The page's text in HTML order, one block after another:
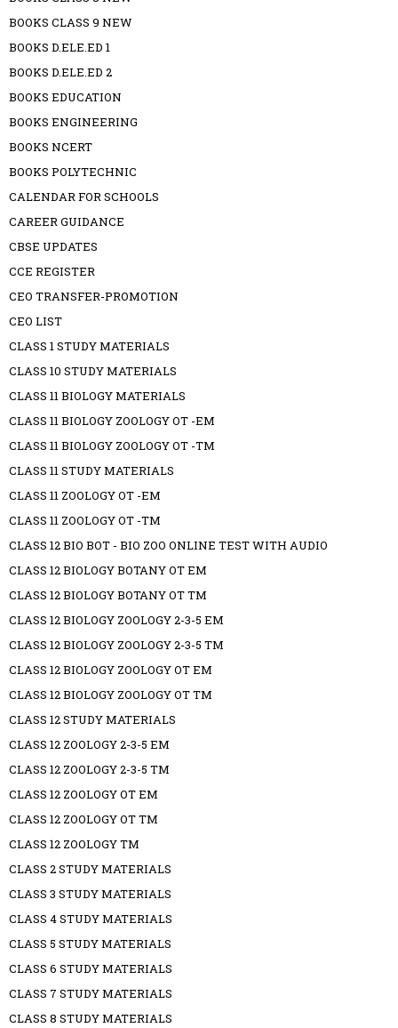
BOOKS CLASS 9 NEW
BOOKS D.ELE.ED 1
BOOKS D.ELE.ED 2
BOOKS EDUCATION
BOOKS ENGINEERING
BOOKS NCERT
BOOKS POLYTECHNIC
CALENDAR FOR SCHOOLS
CAREER GUIDANCE
CBSE UPDATES
CCE REGISTER
CEO TRANSFER-PROMOTION
CEO LIST
CLASS 1 STUDY MATERIALS
CLASS 10 STUDY MATERIALS
CLASS 11 BIOLOGY MATERIALS
CLASS 11 BIOLOGY ZOOLOGY OT -EM
CLASS 11 BIOLOGY ZOOLOGY OT -TM
CLASS 11 STUDY MATERIALS
CLASS 11 ZOOLOGY OT -EM
CLASS 11 ZOOLOGY OT -TM
CLASS 12 BIO BOT - BIO ZOO ONLINE TEST WITH AUDIO
CLASS 12 BIOLOGY BOTANY OT EM
CLASS 12 BIOLOGY BOTANY OT TM
CLASS 12 BIOLOGY ZOOLOGY 2-3-5 EM
CLASS 12 BIOLOGY ZOOLOGY 2-3-5 TM
CLASS 12 BIOLOGY ZOOLOGY OT EM
CLASS 12 BIOLOGY ZOOLOGY OT TM
CLASS 12 STUDY MATERIALS
CLASS 12 ZOOLOGY 2-3-5 EM
CLASS 12 ZOOLOGY 2-3-5 TM
CLASS 12 ZOOLOGY OT EM
CLASS 12 ZOOLOGY OT TM
CLASS 12 ZOOLOGY TM
CLASS 2 STUDY MATERIALS
CLASS 3 STUDY MATERIALS
CLASS 4 STUDY MATERIALS
CLASS 5 STUDY MATERIALS
CLASS 6 STUDY MATERIALS
CLASS 7 STUDY MATERIALS
CLASS 8 STUDY MATERIALS